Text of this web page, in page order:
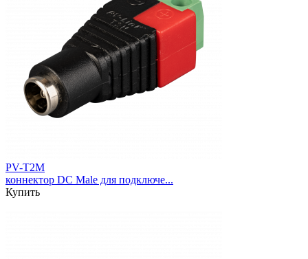
PV-T2M
коннектор DC Male для подключе...
Купить